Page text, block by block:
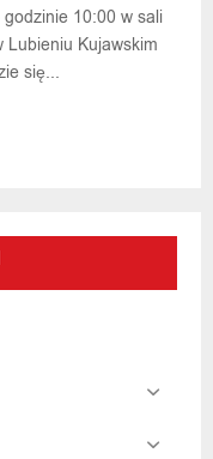
10:00 w sali
Lubieniu Kujawskim
się...